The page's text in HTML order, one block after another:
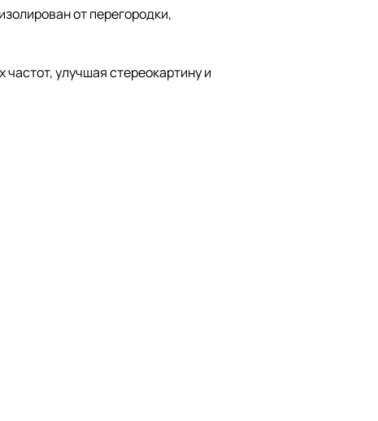
от перегородки,
улучшая стереокартину и